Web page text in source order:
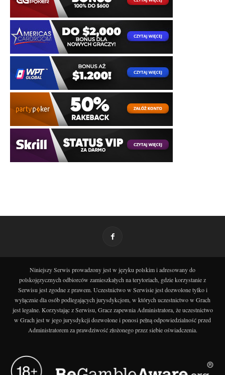
Niniejszy Serwis prowadzony jest w języku polskim i adresowany do
polskojęzycznych odbiorców zamieszkałych na terytoriach, gdzie korzystanie z
Serwisu jest zgodne z prawem. Uczestnictwo w Serwisie jest dozwolone tylko i
wyłącznie dla osób podlegających jurysdykcjom, w których uczestnictwo w Grach
jest legalne. Korzystając z Serwisu, Gracz zapewnia Administratora, że uczestnictwo
w Grach jest w jego jurysdykcji dozwolone i ponosi pełną odpowiedzialność przed
Administratorem za prawdziwość złożonego przez siebie oświadczenia.